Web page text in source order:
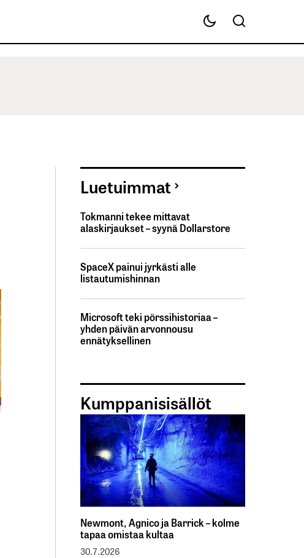
Luetuimmat
Tokmanni tekee mittavat
alaskirjaukset – syynä Dollarstore
SpaceX painui jyrkästi alle
listautumishinnan
Microsoft teki pörssihistoriaa –
yhden päivän arvonnousu
ennätyksellinen
Kumppanisisällöt
Newmont, Agnico ja Barrick – kolme
tapaa omistaa kultaa
30.7.2026